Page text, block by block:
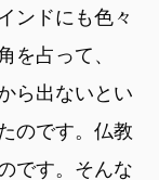
ンドにも色々
を占って、
ら出ないとい
のです。仏教
です。そんな